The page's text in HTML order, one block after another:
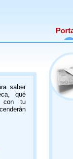
saber
qué
con tu